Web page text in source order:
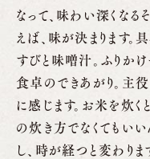
なって、味わい深くなる
えば、味が決まります。
すびと味噌汁。ふりか
食卓のできあがり。主
に感じます。お米を炊く
の炊き方でなくてもい
し、時が経つと変わりま